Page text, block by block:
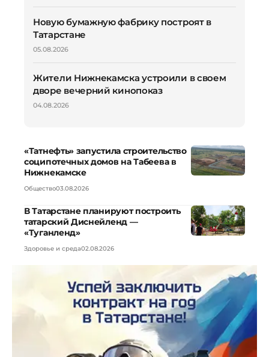
Новую бумажную фабрику построят в
Татарстане
05.08.2026
Жители Нижнекамска устроили в своем
дворе вечерний кинопоказ
04.08.2026
«Татнефть» запустила строительство
соципотечных домов на Табеева в
Нижнекамске
Общество03.08.2026
В Татарстане планируют построить
татарский Диснейленд —
«Туганленд»
Здоровье и среда02.08.2026